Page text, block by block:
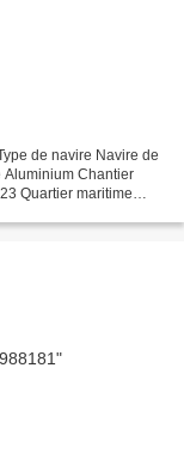
de navire Navire de
Aluminium Chantier
Quartier maritime